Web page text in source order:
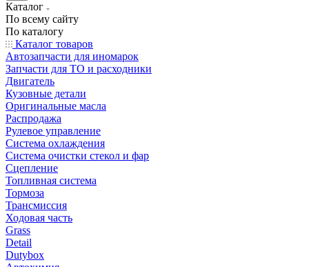
Каталог
По всему сайту
По каталогу
Каталог товаров
Автозапчасти для иномарок
Запчасти для ТО и расходники
Двигатель
Кузовные детали
Оригинальные масла
Распродажа
Рулевое управление
Система охлаждения
Система очистки стекол и фар
Сцепление
Топливная система
Тормоза
Трансмиссия
Ходовая часть
Grass
Detail
Dutybox